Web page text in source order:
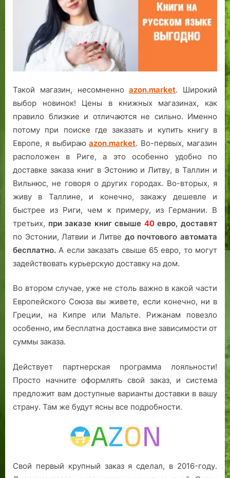
Такой магазин, несомненноazon.market. Широкий
выбор новинок! Цены в книжных магазинах, как
правило близкие и отличаются не сильно. Именно
потому при поиске где заказать и купить книгу в
Европе, я выбираюazon.market. Во-первых, магазин
расположен в Риге, а это особенно удобно по
доставке заказа книг в Эстонию и Литву, в Таллин и
Вильнюс, не говоря о других городах. Во-вторых, я
живу в Таллине, и конечно, закажу дешевле и
быстрее из Риги, чем к примеру, из Германии. В
третьих, при заказе книг свыше 40евро, доставят
по Эстонии, Латвии и Литве до почтового автомата
бесплатно. А если заказать свыше 65 евро, то могут
задействовать курьерскую доставку на дом.
Во втором случае, уже не столь важно в какой части
Европейского Союза вы живете, если конечно, ни в
Греции, на Кипре или Мальте. Рижанам повезло
особенно, им бесплатна доставка вне зависимости от
суммы заказа.
Действует партнерская программа лояльности!
Просто начните оформлять свой заказ, и система
предложит вам доступные варианты доставки в вашу
страну. Там же будут ясны все подробности.
Свой первый крупный заказ я сделал, в 2016-году.